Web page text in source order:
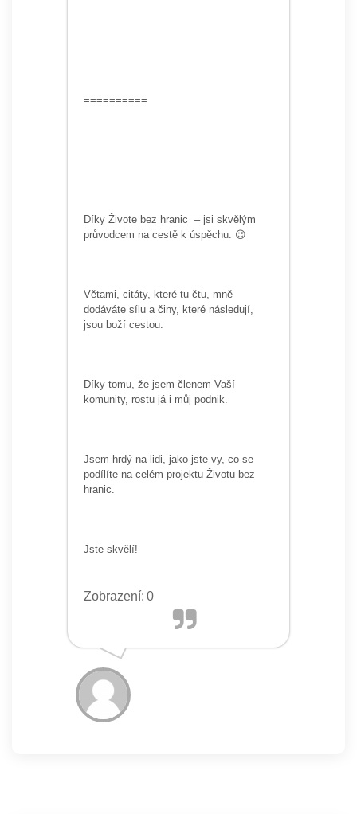
==========
Díky Živote bez hranic – jsi skvělým
průvodcem na cestě k úspěchu. 😉
Větami, citáty, které tu čtu, mně
dodáváte sílu a činy, které následují,
jsou boží cestou.
Díky tomu, že jsem členem Vaší
komunity, rostu já i můj podnik.
Jsem hrdý na lidi, jako jste vy, co se
podílíte na celém projektu Životu bez
hranic.
Jste skvělí!
Zobrazení: 0